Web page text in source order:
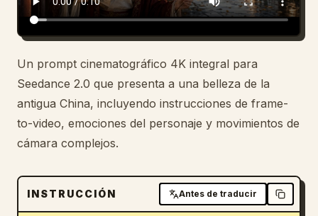
Blog
Actualizaciones
Un prompt cinematográfico 4K integral para
Seedance 2.0 que presenta a una belleza de la
antigua China, incluyendo instrucciones de frame-
to-video, emociones del personaje y movimientos de
cámara complejos.
INSTRUCCIÓN Antes de traducir